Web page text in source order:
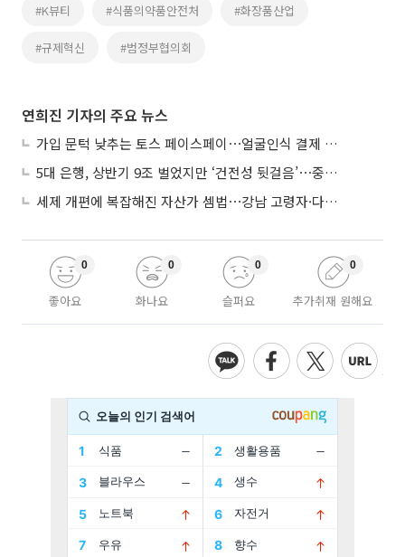
#K뷰티 #식품의약품안전처 #화장품산업
#규제혁신 #범정부협의회
연희진 기자의 주요 뉴스
가입 문턱 낮추는 토스 페이스페이⋯얼굴인식 결제 확산 속도낸다
5대 은행, 상반기 9조 벌었지만 ‘건전성 뒷걸음’⋯중기대출 문턱 높아지나
세제 개편에 복잡해진 자산가 셈법⋯강남 고령자·다주택자 ‘자산재편 고심’
좋아요
0
화나요
0
슬퍼요
0
추가취재 원해요
0